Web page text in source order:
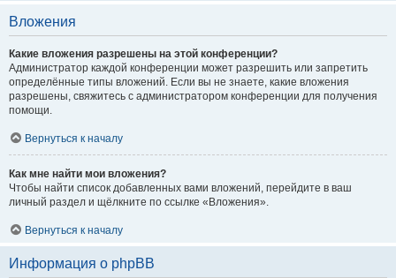
Вложения
Какие вложения разрешены на этой конференции?
Администратор каждой конференции может разрешить или запретить
определённые типы вложений. Если вы не знаете, какие вложения
разрешены, свяжитесь с администратором конференции для получения
помощи.
Вернуться к началу
Как мне найти мои вложения?
Чтобы найти список добавленных вами вложений, перейдите в ваш
личный раздел и щёлкните по ссылке «Вложения».
Вернуться к началу
Информация о phpBB